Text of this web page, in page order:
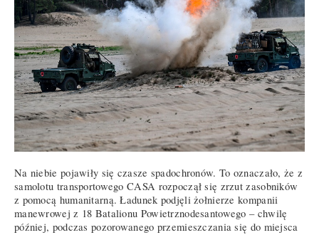
Na niebie pojawiły się czasze spadochronów. To oznaczało, że z
samolotu transportowego CASA rozpoczął się zrzut zasobników
z pomocą humanitarną. Ładunek podjęli żołnierze kompanii
manewrowej z 18 Batalionu Powietrznodesantowego – chwilę
później, podczas pozorowanego przemieszczania się do miejsca